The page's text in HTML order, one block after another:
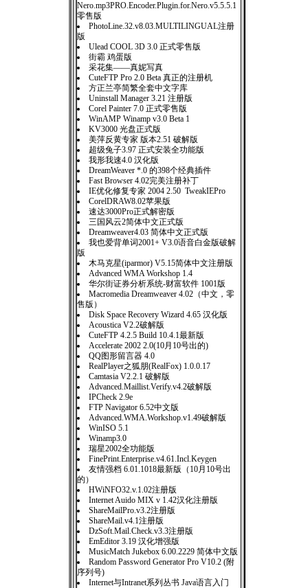
Nero.mp3PRO.Encoder.Plugin.for.Nero.v5.5.5.1
零售版
PhotoLine.32.v8.03.MULTILINGUAL注册
版
Ulead COOL 3D 3.0 正式零售版
街霸 鸡蛋版
采花集——真妮写真
CuteFTP Pro 2.0 Beta 真正的注册机
方正兰亭简繁全套中文字库
Uninstall Manager 3.21 注册版
Corel Painter 7.0 正式零售版
WinAMP Winamp v3.0 Beta 1
KV3000 光盘正式版
美萍反黄专家 版本2.51 破解版
超级兔子3.97 正式安装全功能版
我形我速4.0 汉化版
DreamWeaver *.0 的398个经典插件
Fast Browser 4.02完美注册补丁
IE优化修复专家 2004 2.50 TweakIEPro
CorelDRAW8.02苹果版
速达3000Pro正式解密版
三国风云2简体中文正式版
Dreamweaver4.03 简体中文正式版
我也爱背单词2001+ V3.0语音白金版破解
版
木马克星(iparmor) V5.15简体中文注册版
Advanced WMA Workshop 1.4
华尔街证券分析系统-财富软件 1001版
Macromedia Dreamweaver 4.02（中文，零
售版）
Disk Space Recovery Wizard 4.65 汉化版
Acoustica V2.2破解版
CuteFTP 4.2.5 Build 10.4.1最新版
Accelerate 2002 2.0(10月10号出的)
QQ图形留言器 4.0
RealPlayer之狐朋(RealFox) 1.0.0.17
Camtasia V2.2.1 破解版
Advanced.Maillist.Verify.v4.2破解版
IPCheck 2.9e
FTP Navigator 6.52中文版
Advanced.WMA.Workshop.v1.49破解版
WinISO 5.1
Winamp3.0
瑞星2002全功能版
FinePrint.Enterprise.v4.61.Incl.Keygen
友情强档 6.01.1018最新版（10月10号出
的）
HWiNFO32.v.1.02注册版
Internet Auido MIX v 1.42汉化注册版
ShareMailPro.v3.2注册版
ShareMail.v4.1注册版
DzSoft.Mail.Check.v3.3注册版
EmEditor 3.19 汉化增强版
MusicMatch Jukebox 6.00.2229 简体中文版
Random Password Generator Pro V10.2 (附
序列号)
Internet与Intranet系列丛书 Java语言入门